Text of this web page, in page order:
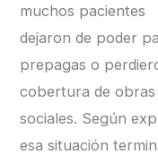
muchos pacientes
dejaron de poder
prepagas o
cobertura de obras
sociales. Según
esa situación